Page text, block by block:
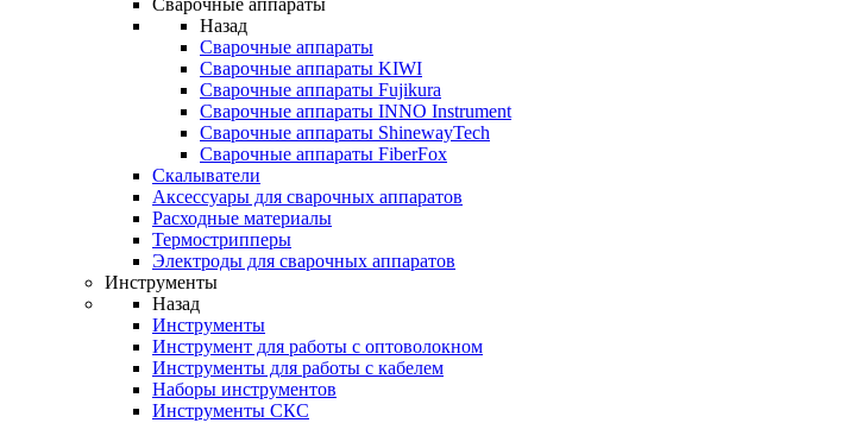
Сварочные аппараты
Назад
Сварочные аппараты
Сварочные аппараты KIWI
Сварочные аппараты Fujikura
Сварочные аппараты INNO Instrument
Сварочные аппараты ShinewayTech
Cварочные аппараты FiberFox
Скалыватели
Аксессуары для сварочных аппаратов
Расходные материалы
Термострипперы
Электроды для сварочных аппаратов
Инструменты
Назад
Инструменты
Инструмент для работы с оптоволокном
Инструменты для работы с кабелем
Наборы инструментов
Инструменты СКС